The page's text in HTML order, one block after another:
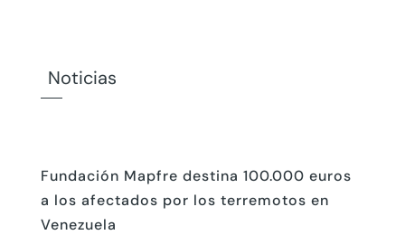
Noticias
Fundación Mapfre destina 100.000 euros
a los afectados por los terremotos en
Venezuela